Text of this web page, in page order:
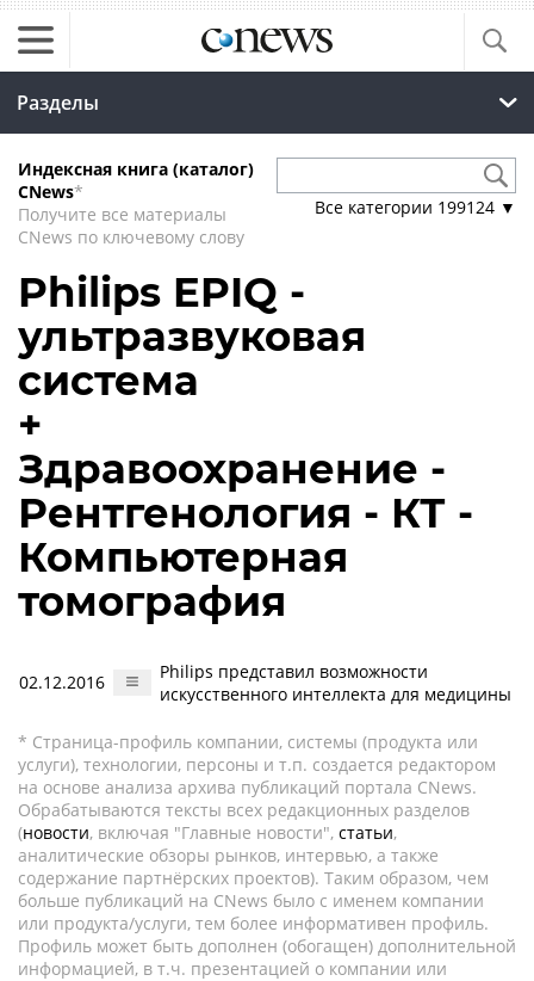
Разделы
Индексная книга (каталог)
CNews*
Получите все материалы
CNews по ключевому слову
Все категории 199124 ▼
Philips EPIQ -
ультразвуковая
система
+
Здравоохранение -
Рентгенология - КТ -
Компьютерная
томография
02.12.2016
Philips представил возможности
искусственного интеллекта для медицины
* Страница-профиль компании, системы (продукта или
услуги), технологии, персоны и т.п. создается редактором
на основе анализа архива публикаций портала CNews.
Обрабатываются тексты всех редакционных разделов
(новости, включая "Главные новости", статьи,
аналитические обзоры рынков, интервью, а также
содержание партнёрских проектов). Таким образом, чем
больше публикаций на CNews было с именем компании
или продукта/услуги, тем более информативен профиль.
Профиль может быть дополнен (обогащен) дополнительной
информацией, в т.ч. презентацией о компании или